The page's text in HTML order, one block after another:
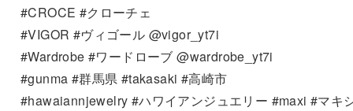
#CROCE #クローチェ
#VIGOR #ヴィゴール @vigor_yt7i
#Wardrobe #ワードローブ @wardrobe_yt7i
#gunma #群馬県 #takasaki #高崎市
#hawaiannjewelry #ハワイアンジュエリー #maxi #マキ